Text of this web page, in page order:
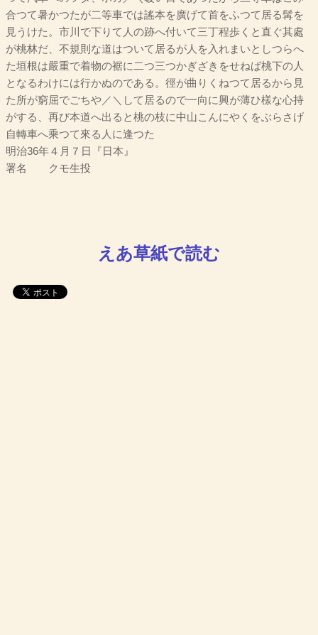
合つて暑かつたが二等車では謠本を廣げて首をふつて居る髯を
見うけた。市川で下りて人の跡へ付いて三丁程歩くと直ぐ其處
が桃林だ、不規則な道はついて居るが人を入れまいとしつらへ
た垣根は嚴重で着物の裾に二つ三つかぎざきをせねば桃下の人
となるわけには行かぬのである。徑が曲りくねつて居るから見
た所が窮屈でごちや／＼して居るので一向に興が薄ひ樣な心持
がする、再び本道へ出ると桃の枝に中山こんにやくをぶらさげ
自轉車へ乘つて來る人に逢つた
明治36年４月７日『日本』
署名 クモ生投
えあ草紙で読む